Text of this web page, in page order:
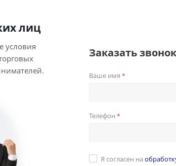
лиц
условия
Заказать
Ваше имя *
Телефон *
Я согласен на